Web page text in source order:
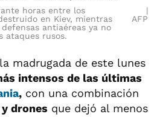
horas entre los
en Kiev, mientras
antiaéreas ya no
ataques rusos.
AFP
madrugada de este lunes
intensos de las últimas
, con una combinación
drones que dejó al menos